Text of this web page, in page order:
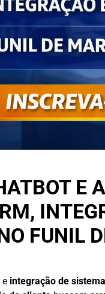
E
FUNIL
e integração de